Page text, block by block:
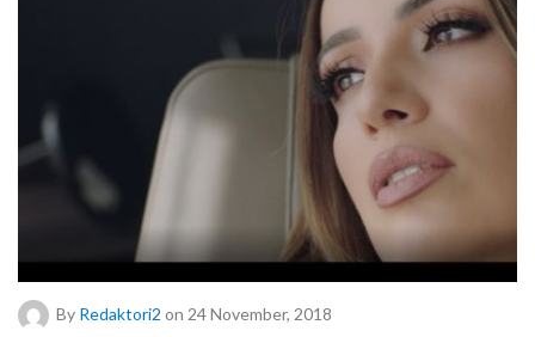
By Redaktori2 on 24 November, 2018